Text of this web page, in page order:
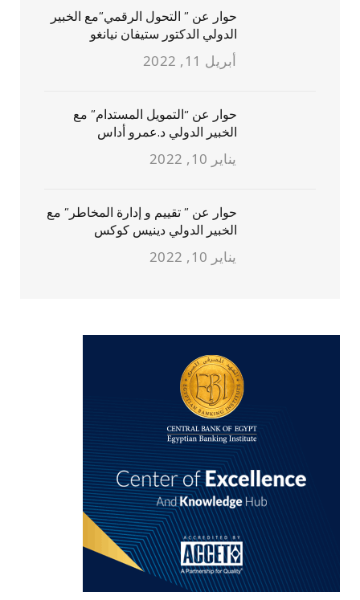
حوار عن ” التحول الرقمي”مع الخبير
الدولي الدكتور ستيفان نيانغو
أبريل 11, 2022
حوار عن “التمويل المستدام” مع
الخبير الدولي د.عمرو أداس
يناير 10, 2022
حوار عن ” تقييم و إدارة المخاطر” مع
الخبير الدولي دينيس كوكس
يناير 10, 2022